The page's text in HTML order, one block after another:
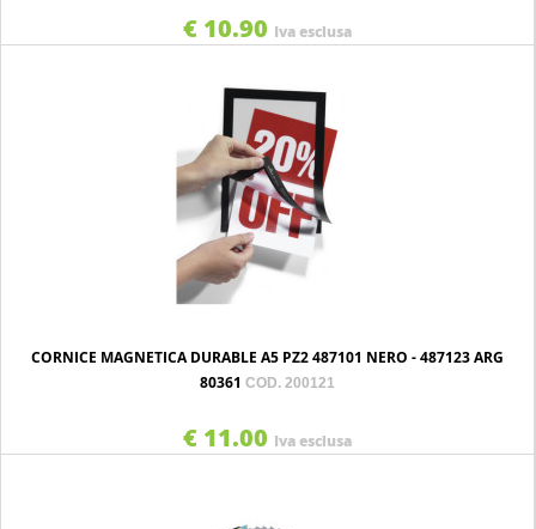
€ 10.90 Iva esclusa
CORNICE MAGNETICA DURABLE A5 PZ2 487101 NERO - 487123 ARG
80361 COD. 200121
€ 11.00 Iva esclusa